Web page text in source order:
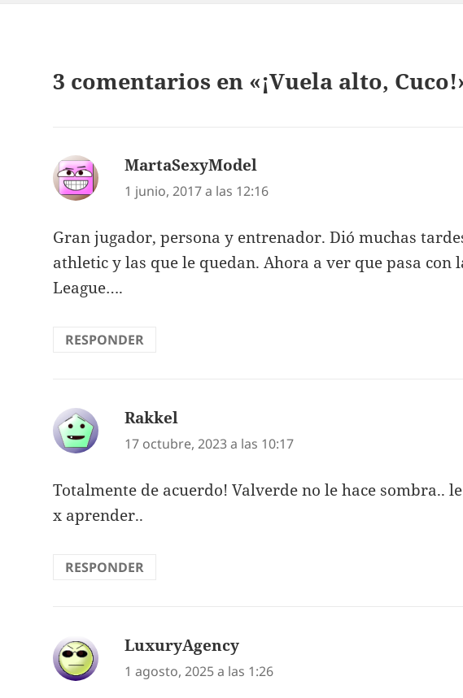
3 comentarios en «¡Vuela alto,
MartaSexyModel
1 junio, 2017 a las 12:16
Gran jugador, persona y entrenador. Dió muchas
athletic y las que le quedan. Ahora a ver que pasa con
League….
RESPONDER
Rakkel
17 octubre, 2023 a las 10:17
Totalmente de acuerdo! Valverde no le hace sombra..
x aprender..
RESPONDER
LuxuryAgency
1 agosto, 2025 a las 1:26